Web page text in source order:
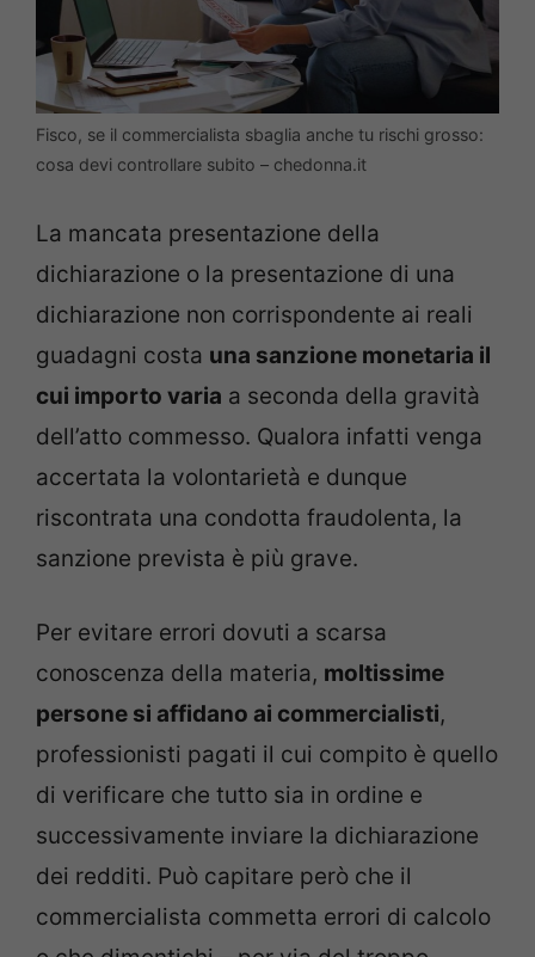
Fisco, se il commercialista sbaglia anche tu rischi grosso:
cosa devi controllare subito – chedonna.it
La mancata presentazione della
dichiarazione o la presentazione di una
dichiarazione non corrispondente ai reali
guadagni costa una sanzione monetaria il
cui importo varia a seconda della gravità
dell’atto commesso. Qualora infatti venga
accertata la volontarietà e dunque
riscontrata una condotta fraudolenta, la
sanzione prevista è più grave.
Per evitare errori dovuti a scarsa
conoscenza della materia, moltissime
persone si affidano ai commercialisti,
professionisti pagati il cui compito è quello
di verificare che tutto sia in ordine e
successivamente inviare la dichiarazione
dei redditi. Può capitare però che il
commercialista commetta errori di calcolo